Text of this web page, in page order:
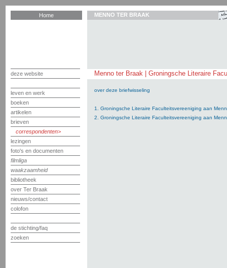
Home
deze website
leven en werk
boeken
artikelen
brieven
correspondenten
lezingen
foto's en documenten
filmliga
waakzaamheid
bibliotheek
over Ter Braak
nieuws/contact
colofon
de stichting/faq
zoeken
MENNO TER BRAAK
Menno ter Braak | Groningsche Literaire
over deze briefwisseling
1. Groningsche Literaire Faculteitsvereeniging aan
2. Groningsche Literaire Faculteitsvereeniging aan